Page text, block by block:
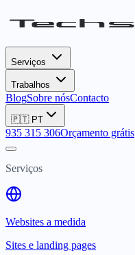
Serviços
Trabalhos
BlogSobre nósContacto
🇵🇹 PT
935 315 306Orçamento grátis
Serviços
Websites a medida
Sites e landing pages